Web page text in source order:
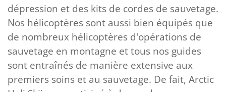
dépression et des kits de cordes de sauvetage.
Nos hélicoptères sont aussi bien équipés que
de nombreux hélicoptères d'opérations de
sauvetage en montagne et tous nos guides
sont entraînés de manière extensive aux
premiers soins et au sauvetage. De fait, Arctic